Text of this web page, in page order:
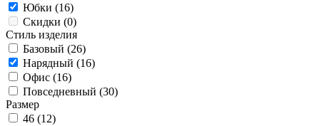
Юбки (16)
Скидки (0)
Стиль изделия
Базовый (26)
Нарядный (16)
Офис (16)
Повседневный (30)
Размер
46 (12)